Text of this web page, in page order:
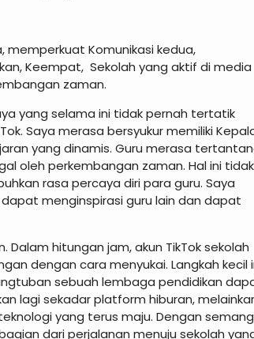
Komunikasi kedua,
Keempat, Sekolah yang aktif di media
zaman.
yang selama ini tidak pernah tertatik
Saya merasa bersyukur memiliki
yang dinamis. Guru merasa
oleh perkembangan zaman. Hal ini tidak
rasa percaya diri para guru. Saya
menginspirasi guru lain dan dapat
Dalam hitungan jam, akun TikTok sekolah
dengan cara menyukai. Langkah kecil
sebuah lembaga pendidikan
lagi sekadar platform hiburan,
yang terus maju. Dengan
dari perjalanan menuju sekolah